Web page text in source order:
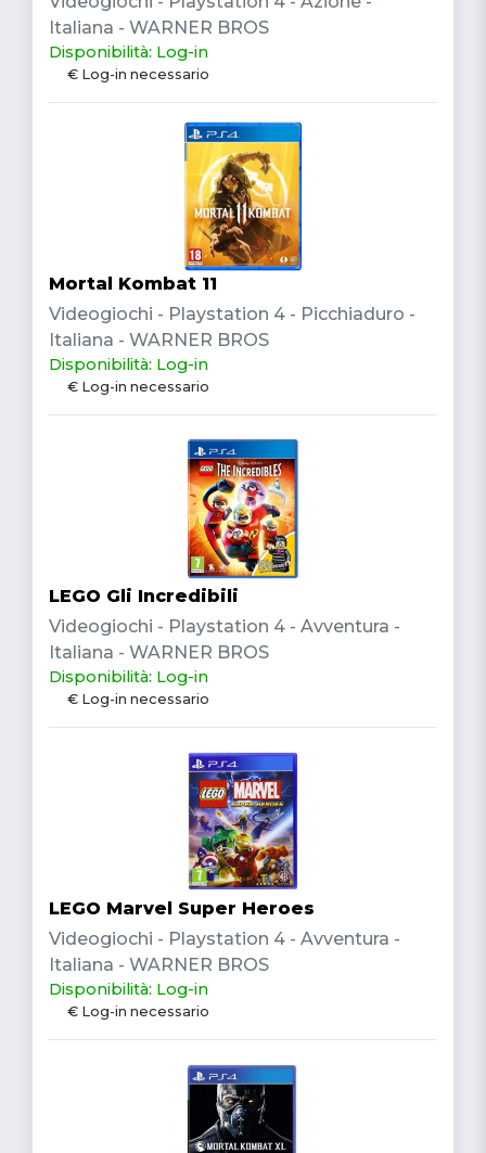
Italiana - WARNER BROS
Disponibilità: Log-in
€ Log-in necessario
Mortal Kombat 11
Videogiochi - Playstation 4 - Picchiaduro -
Italiana - WARNER BROS
Disponibilità: Log-in
€ Log-in necessario
LEGO Gli Incredibili
Videogiochi - Playstation 4 - Avventura -
Italiana - WARNER BROS
Disponibilità: Log-in
€ Log-in necessario
LEGO Marvel Super Heroes
Videogiochi - Playstation 4 - Avventura -
Italiana - WARNER BROS
Disponibilità: Log-in
€ Log-in necessario